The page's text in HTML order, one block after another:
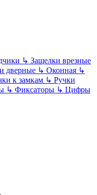
↳ Защелки врезные
дверные ↳ Оконная ↳
к замкам ↳ Ручки
↳ Фиксаторы ↳ Цифры